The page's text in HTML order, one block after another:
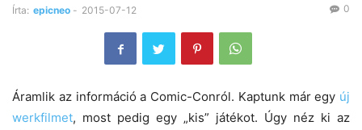
Írta: epicneo - 2015-07-12 0
Áramlik az információ a Comic-Conról. Kaptunk már egy új
werkfilmet, most pedig egy „kis” játékot. Úgy néz ki az